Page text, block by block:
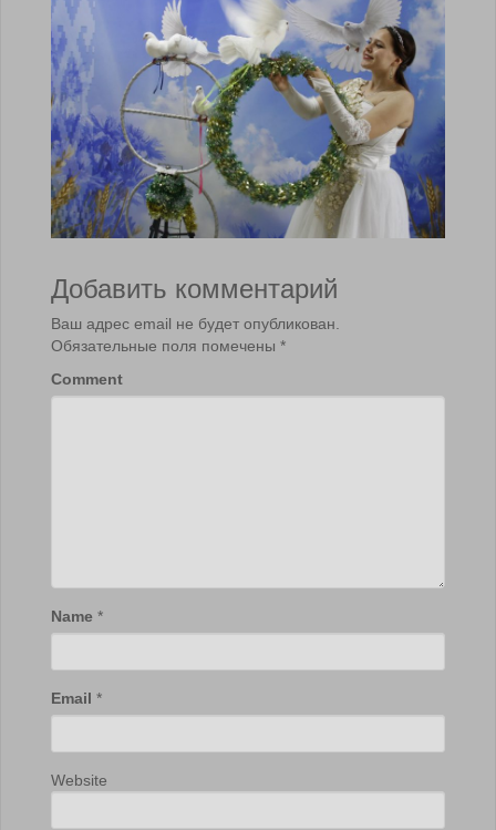
Добавить комментарий
Ваш адрес email не будет опубликован.
Обязательные поля помечены *
Comment
Name *
Email *
Website